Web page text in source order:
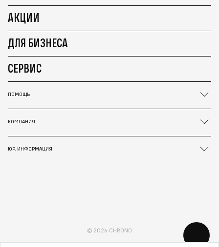
АКЦИИ
ДЛЯ БИЗНЕСА
СЕРВИС
ПОМОЩЬ
КОМПАНИЯ
ЮР. ИНФОРМАЦИЯ
© 2026 CHRONO